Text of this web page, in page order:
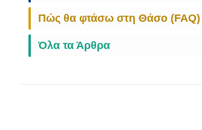
Πώς θα φτάσω στη Θάσο (FAQ)
Όλα τα Άρθρα